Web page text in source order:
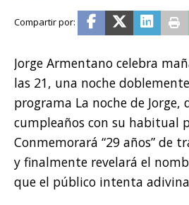
Jorge Armentano celebra
las 21, una noche
programa La noche de Jorge,
cumpleaños con su habitual
Conmemorará “29 años” de
y finalmente revelará el
que el público intenta